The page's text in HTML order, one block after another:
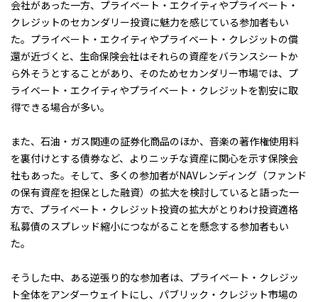
会社があった一方、プライベート・エクイティやプライベート・
クレジットのセカンダリー投資に魅力を感じている参加者もい
た。プライベート・エクイティやプライベート・クレジットの償
還が近づくと、生命保険会社はそれらの資産をバランスシートか
ら外そうとすることがあり、そのためセカンダリー市場では、プ
ライベート・エクイティやプライベート・クレジットを割安に取
得できる場合が多い。
また、石油・ガス関連の証券化商品のほか、音楽の著作権使用料
を裏付けとする債券など、よりニッチな資産に関心を示す保険会
社もあった。そして、多くの参加者がNAVレンディング（ファンド
の保有資産を担保とした融資）の拡大を検討していると語った一
方で、プライベート・クレジット投資の拡大がとりわけ投資適格
私募債のスプレッド縮小につながることを懸念する参加者もい
た。
そうした中、ある逆張り的な参加者は、プライベート・クレジッ
ト全体をアンダーウェイトにし、パブリック・クレジット市場の